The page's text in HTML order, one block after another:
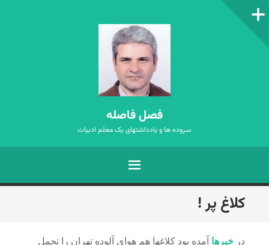
ستون‌کناری
فصل فاصله
سروده ها و یادداشتهای یک معلم ادبیات
فهرست
رفتن
به
کلاغ پر !
در خبرها آمده بود کلاغها هم هوای آلوده تهران را تحمل